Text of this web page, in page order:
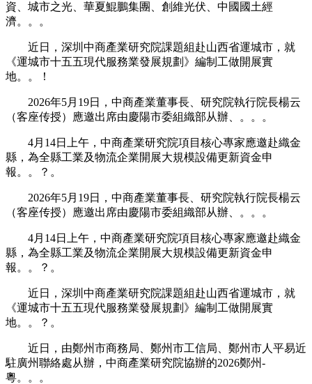
資、城市之光、華夏鯤鵬集團、創維光伏、中國國土經
濟。。。
近日，深圳中商產業研究院課題組赴山西省運城市，就
《運城市十五五現代服務業發展規劃》編制工做開展實
地。。！
2026年5月19日，中商產業董事長、研究院執行院長楊云
（客座传授）應邀出席由慶陽市委組織部从辦、。。。
4月14日上午，中商產業研究院項目核心專家應邀赴織金
縣，為全縣工業及物流企業開展大規模設備更新資金申
報。。？。
2026年5月19日，中商產業董事長、研究院執行院長楊云
（客座传授）應邀出席由慶陽市委組織部从辦、。。。
4月14日上午，中商產業研究院項目核心專家應邀赴織金
縣，為全縣工業及物流企業開展大規模設備更新資金申
報。。？。
近日，深圳中商產業研究院課題組赴山西省運城市，就
《運城市十五五現代服務業發展規劃》編制工做開展實
地。。？。
近日，由鄭州市商務局、鄭州市工信局、鄭州市人平易近
駐廣州聯絡處从辦，中商產業研究院協辦的2026鄭州-
粵。。。